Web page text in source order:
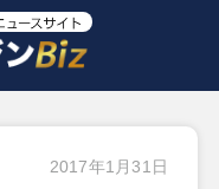
2017年1月31日